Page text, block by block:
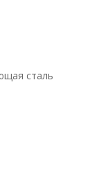
сталь